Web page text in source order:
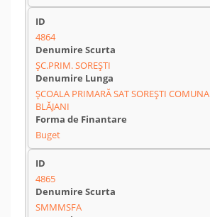
4864
ŞC.PRIM. SOREŞTI
ŞCOALA PRIMARĂ SAT SOREŞTI COMUNA
BLĂJANI
Buget
4865
SMMMSFA